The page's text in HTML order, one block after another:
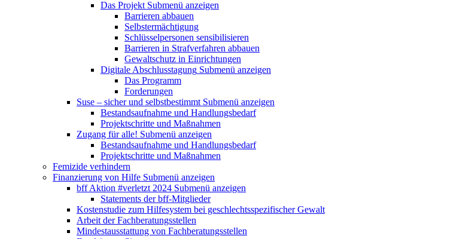
Das Projekt Submenü anzeigen
Barrieren abbauen
Selbstermächtigung
Schlüsselpersonen sensibilisieren
Barrieren in Strafverfahren abbauen
Gewaltschutz in Einrichtungen
Digitale Abschlusstagung Submenü anzeigen
Das Programm
Forderungen
Suse – sicher und selbstbestimmt Submenü anzeigen
Bestandsaufnahme und Handlungsbedarf
Projektschritte und Maßnahmen
Zugang für alle! Submenü anzeigen
Bestandsaufnahme und Handlungsbedarf
Projektschritte und Maßnahmen
Femizide verhindern
Finanzierung von Hilfe Submenü anzeigen
bff Aktion #verletzt 2024 Submenü anzeigen
Statements der bff-Mitglieder
Kostenstudie zum Hilfesystem bei geschlechtsspezifischer Gewalt
Arbeit der Fachberatungsstellen
Mindestausstattung von Fachberatungsstellen